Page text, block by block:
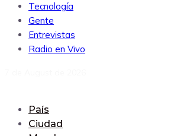
Tecnología
Gente
Entrevistas
Radio en Vivo
País
Ciudad